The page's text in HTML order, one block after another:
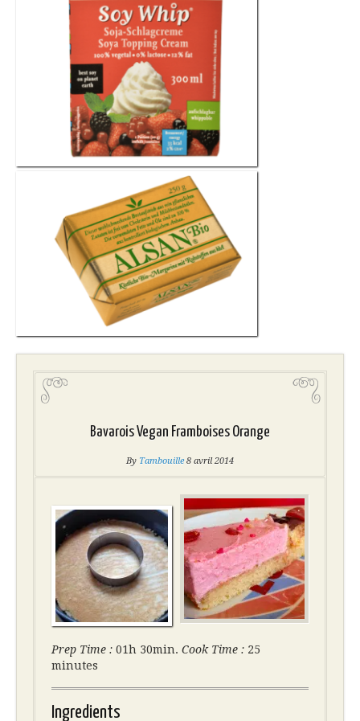
Bavarois Vegan Framboises Orange
By Tambouille 8 avril 2014
Prep Time : 01h 30min. Cook Time : 25
minutes
Ingredients